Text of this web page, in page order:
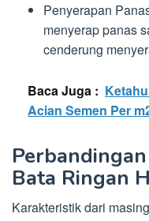
Penyerapan
menyerap panas
cenderung
Baca Juga :
Acian Semen Per
Bata Ringan
Karakteristik dari